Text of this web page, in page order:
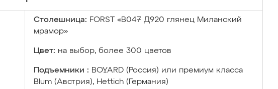
Столешница: FORST «B047 Д920 глянец Миланский
мрамор»
Цвет: на выбор, более 300 цветов
Подъемники : BOYARD (Россия) или премиум класса
Blum (Австрия), Hettich (Германия)